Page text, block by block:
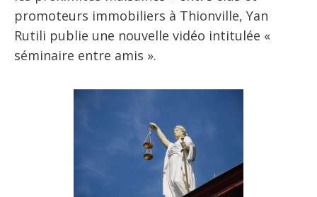
promoteurs immobiliers à Thionville, Yan
Rutili publie une nouvelle vidéo intitulée «
séminaire entre amis ».